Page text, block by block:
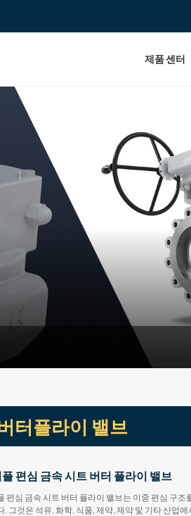
제품 센터
터플라이 밸브
편심 금속 시트 버터 플라이 밸브
편심 금속 시트 버터 플라이 밸브는 이중 편심 구
. 그것은 석유, 화학, 식품, 제약, 제약 및 기타 산업